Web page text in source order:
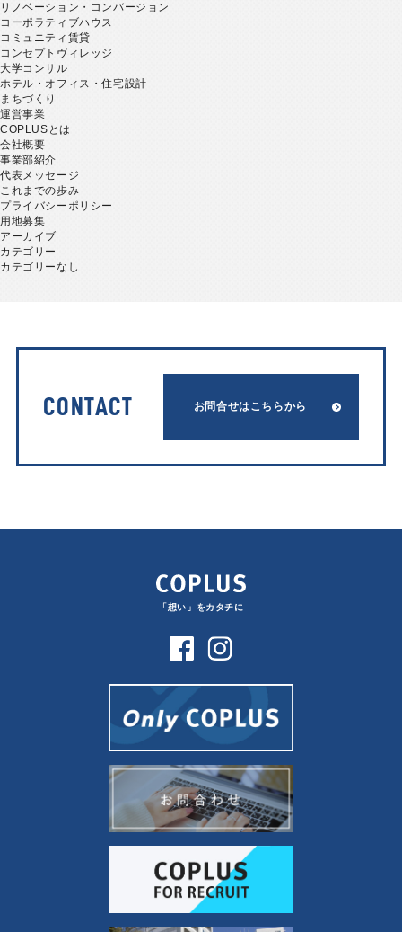
リノベーション・コンバージョン
コーポラティブハウス
コミュニティ賃貸
コンセプトヴィレッジ
大学コンサル
ホテル・オフィス・住宅設計
まちづくり
運営事業
COPLUSとは
会社概要
事業部紹介
代表メッセージ
これまでの歩み
プライバシーポリシー
用地募集
アーカイブ
カテゴリー
カテゴリーなし
CONTACT お問合せはこちらから
「想い」をカタチに